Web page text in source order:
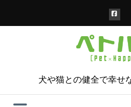
犬や猫との健全で幸せ